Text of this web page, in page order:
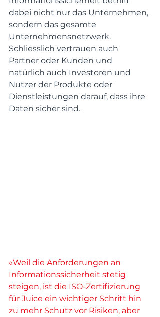
dabei nicht nur das Unternehmen,
sondern das gesamte
Unternehmensnetzwerk.
Schliesslich vertrauen auch
Partner oder Kunden und
natürlich auch Investoren und
Nutzer der Produkte oder
Dienstleistungen darauf, dass ihre
Daten sicher sind.
«Weil die Anforderungen an
Informationssicherheit stetig
steigen, ist die ISO-Zertifizierung
für Juice ein wichtiger Schritt hin
zu mehr Schutz vor Risiken, aber